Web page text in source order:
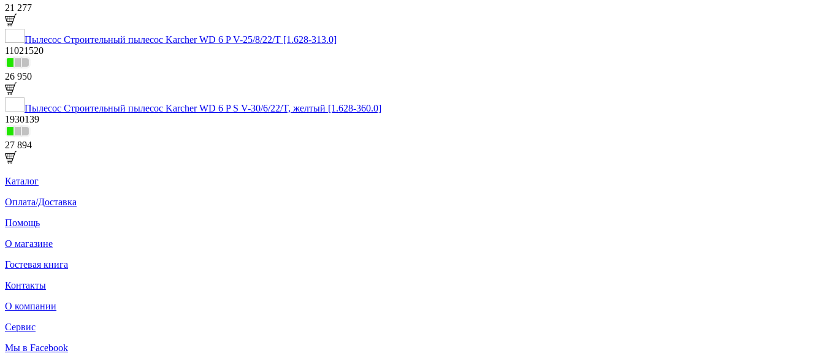
21 277
Пылесос Строительный пылесос Karcher WD 6 P V-25/8/22/T [1.628-313.0]
11021520
26 950
Пылесос Строительный пылесос Karcher WD 6 P S V-30/6/22/T, желтый [1.628-360.0]
1930139
27 894
Каталог
Оплата/Доставка
Помощь
О магазине
Гостевая книга
Контакты
О компании
Сервис
Мы в Facebook